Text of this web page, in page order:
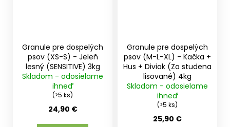
Granule pre dospelých
psov (XS-S) - Jeleň
lesný (SENSITIVE) 3kg
Skladom - odosielame
ihneď
(>5 ks)
24,90 €
Granule pre dospelých
psov (M-L-XL) - Kačka +
Hus + Diviak (Za studena
lisované) 4kg
Skladom - odosielame
ihneď
(>5 ks)
25,90 €